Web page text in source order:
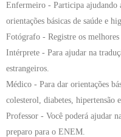
Enfermeiro - Participa ajudando
orientações básicas de saúde e
Fotógrafo - Registre os
Intérprete - Para ajudar na
estrangeiros.
Médico - Para dar orientações
colesterol, diabetes, hipertensão
Professor - Você poderá ajudar
preparo para o ENEM.